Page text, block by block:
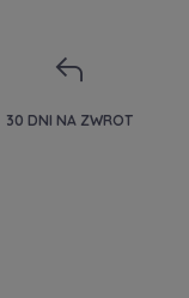
30 DNI NA ZWROT